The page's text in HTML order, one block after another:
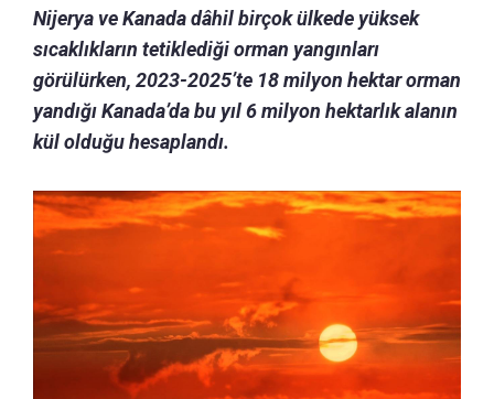
Nijerya ve Kanada dâhil birçok ülkede yüksek
sıcaklıkların tetiklediği orman yangınları
görülürken, 2023-2025’te 18 milyon hektar orman
yandığı Kanada’da bu yıl 6 milyon hektarlık alanın
kül olduğu hesaplandı.